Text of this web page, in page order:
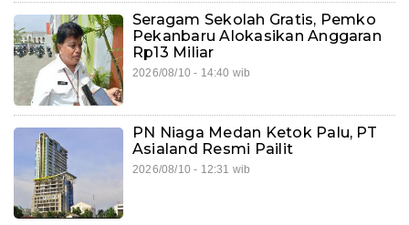
Seragam Sekolah Gratis, Pemko
Pekanbaru Alokasikan Anggaran
Rp13 Miliar
2026/08/10 - 14:40 wib
PN Niaga Medan Ketok Palu, PT
Asialand Resmi Pailit
2026/08/10 - 12:31 wib